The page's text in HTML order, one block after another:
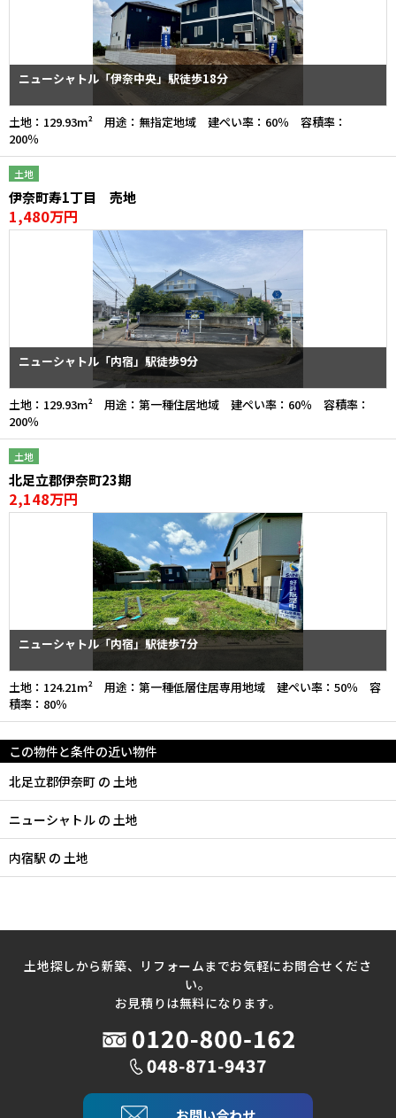
ニューシャトル「伊奈中央」駅徒歩18分
土地：129.93m² 用途：無指定地域 建ぺい率：60％ 容積率：
200％
土地
伊奈町寿1丁目 売地
1,480万円
ニューシャトル「内宿」駅徒歩9分
土地：129.93m² 用途：第一種住居地域 建ぺい率：60％ 容積率：
200％
土地
北足立郡伊奈町23期
2,148万円
ニューシャトル「内宿」駅徒歩7分
土地：124.21m² 用途：第一種低層住居専用地域 建ぺい率：50％ 容
積率：80％
この物件と条件の近い物件
北足立郡伊奈町 の 土地
ニューシャトル の 土地
内宿駅 の 土地
土地探しから新築、リフォームまでお気軽にお問合せくださ
い。
お見積りは無料になります。